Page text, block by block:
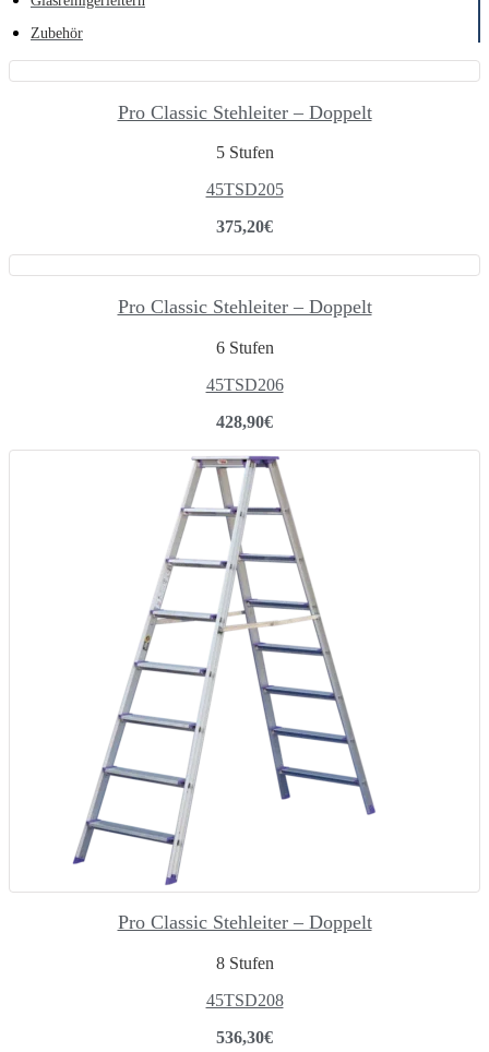
Zubehör
Pro Classic Stehleiter – Doppelt
5 Stufen
45TSD205
375,20€
Pro Classic Stehleiter – Doppelt
6 Stufen
45TSD206
428,90€
Pro Classic Stehleiter – Doppelt
8 Stufen
45TSD208
536,30€